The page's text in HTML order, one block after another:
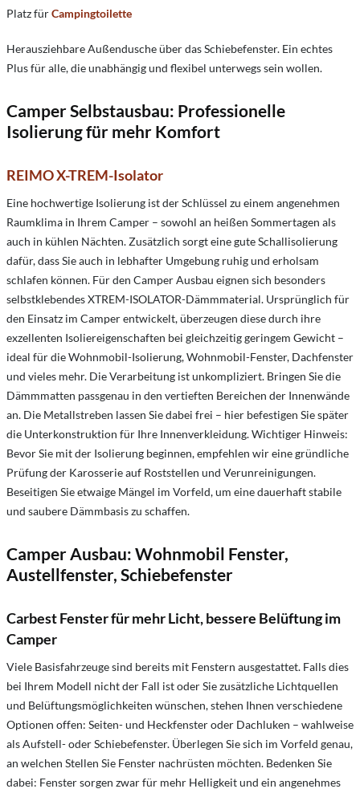
Platz fürCampingtoilette
Herausziehbare Außendusche über das Schiebefenster. Ein echtes
Plus für alle, die unabhängig und flexibel unterwegs sein wollen.
Camper Selbstausbau: Professionelle
Isolierung für mehr Komfort
REIMO X-TREM-Isolator
Eine hochwertige Isolierung ist der Schlüssel zu einem angenehmen
Raumklima in Ihrem Camper – sowohl an heißen Sommertagen als
auch in kühlen Nächten. Zusätzlich sorgt eine gute Schallisolierung
dafür, dass Sie auch in lebhafter Umgebung ruhig und erholsam
schlafen können. Für den Camper Ausbau eignen sich besonders
selbstklebendes XTREM-ISOLATOR-Dämmmaterial. Ursprünglich für
den Einsatz im Camper entwickelt, überzeugen diese durch ihre
exzellenten Isoliereigenschaften bei gleichzeitig geringem Gewicht –
ideal für die Wohnmobil-Isolierung, Wohnmobil-Fenster, Dachfenster
und vieles mehr. Die Verarbeitung ist unkompliziert. Bringen Sie die
Dämmmatten passgenau in den vertieften Bereichen der Innenwände
an. Die Metallstreben lassen Sie dabei frei – hier befestigen Sie später
die Unterkonstruktion für Ihre Innenverkleidung. Wichtiger Hinweis:
Bevor Sie mit der Isolierung beginnen, empfehlen wir eine gründliche
Prüfung der Karosserie auf Roststellen und Verunreinigungen.
Beseitigen Sie etwaige Mängel im Vorfeld, um eine dauerhaft stabile
und saubere Dämmbasis zu schaffen.
Camper Ausbau: Wohnmobil Fenster,
Austellfenster, Schiebefenster
Carbest Fenster für mehr Licht, bessere Belüftung im
Camper
Viele Basisfahrzeuge sind bereits mit Fenstern ausgestattet. Falls dies
bei Ihrem Modell nicht der Fall ist oder Sie zusätzliche Lichtquellen
und Belüftungsmöglichkeiten wünschen, stehen Ihnen verschiedene
Optionen offen: Seiten- und Heckfenster oder Dachluken – wahlweise
als Aufstell- oder Schiebefenster. Überlegen Sie sich im Vorfeld genau,
an welchen Stellen Sie Fenster nachrüsten möchten. Bedenken Sie
dabei: Fenster sorgen zwar für mehr Helligkeit und ein angenehmes